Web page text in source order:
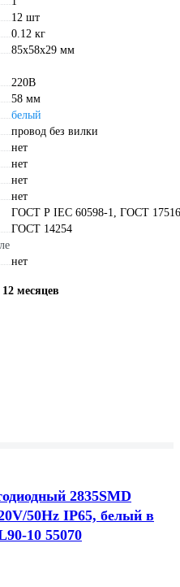
12 шт
0.12 кг
85х58х29 мм
220В
58 мм
белый
провод без вилки
нет
нет
нет
нет
ГОСТ Р IEC 60598-1, ГОСТ
ГОСТ 14254
нет
месяцев
2835SMD
50Hz IP65, белый в
10 55070